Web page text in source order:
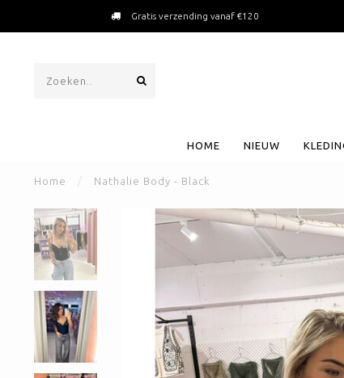
Gratis verzending vanaf €120
HOME NIEUW
Home / Nathalie Body - Black